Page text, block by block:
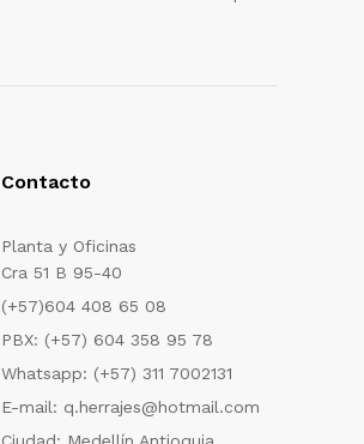
Contacto
Planta y Oficinas
Cra 51 B 95-40
(+57)604 408 65 08
PBX: (+57) 604 358 95 78
Whatsapp: (+57) 311 7002131
E-mail: q.herrajes@hotmail.com